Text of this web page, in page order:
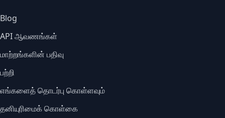
Blog
API ஆவணங்கள்
மாற்றங்களின் பதிவு
பற்றி
எங்களைத் தொடர்பு கொள்ளவும்
தனியுரிமைக் கொள்கை